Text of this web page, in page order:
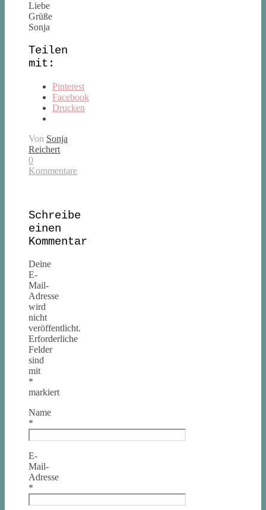
Liebe
Grüße
Sonja
Teilen
mit:
Pinterest
Facebook
Drucken
Von Sonja
Reichert
0
Kommentare
Schreibe
einen
Kommentar
Deine
E-
Mail-
Adresse
wird
nicht
veröffentlicht.
Erforderliche
Felder
sind
mit
*
markiert
Name
*
E-
Mail-
Adresse
*